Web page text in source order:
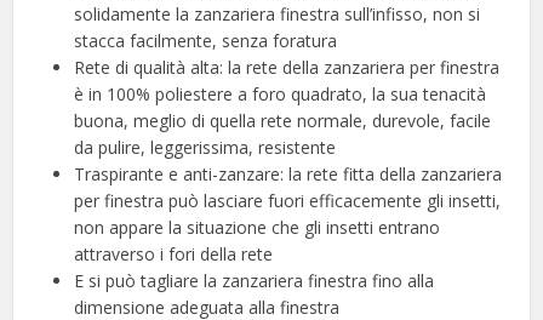
solidamente la zanzariera finestra sull’infisso, non si
stacca facilmente, senza foratura
Rete di qualità alta: la rete della zanzariera per finestra
è in 100% poliestere a foro quadrato, la sua tenacità
buona, meglio di quella rete normale, durevole, facile
da pulire, leggerissima, resistente
Traspirante e anti-zanzare: la rete fitta della zanzariera
per finestra può lasciare fuori efficacemente gli insetti,
non appare la situazione che gli insetti entrano
attraverso i fori della rete
E si può tagliare la zanzariera finestra fino alla
dimensione adeguata alla finestra